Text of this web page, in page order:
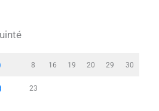
8 16 19 20 29 30
23